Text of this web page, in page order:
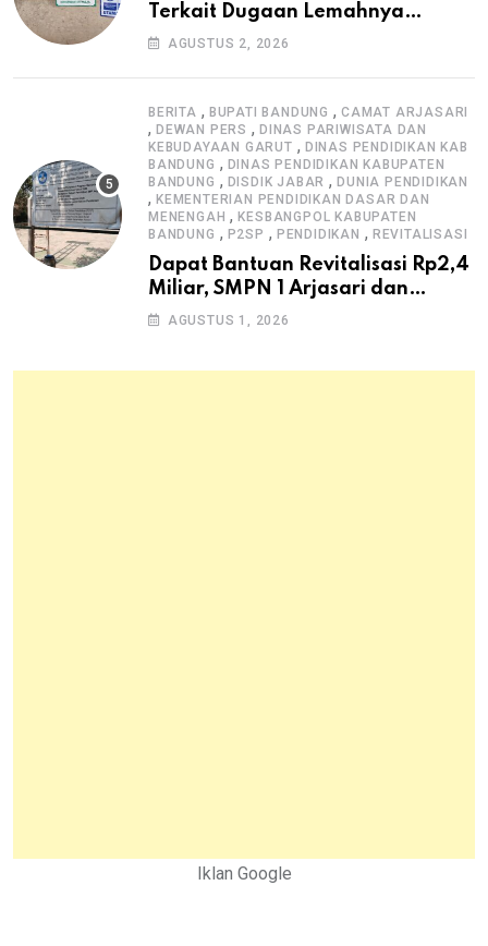
Terkait Dugaan Lemahnya
Pengawasan K3
AGUSTUS 2, 2026
BERITA , BUPATI BANDUNG ,CAMAT ARJASARI
, DEWAN PERS , DINAS PARIWISATA DAN
KEBUDAYAAN GARUT , DINAS PENDIDIKAN KAB
BANDUNG , DINAS PENDIDIKAN KABUPATEN
BANDUNG , DISDIK JABAR ,DUNIA PENDIDIKAN
, KEMENTERIAN PENDIDIKAN DASAR DAN
MENENGAH ,KESBANGPOL KABUPATEN
BANDUNG , P2SP , PENDIDIKAN , REVITALISASI
Dapat Bantuan Revitalisasi Rp2,4
Miliar, SMPN 1 Arjasari dan
Masyarakat Sambut Antusias
AGUSTUS 1, 2026
Iklan Google